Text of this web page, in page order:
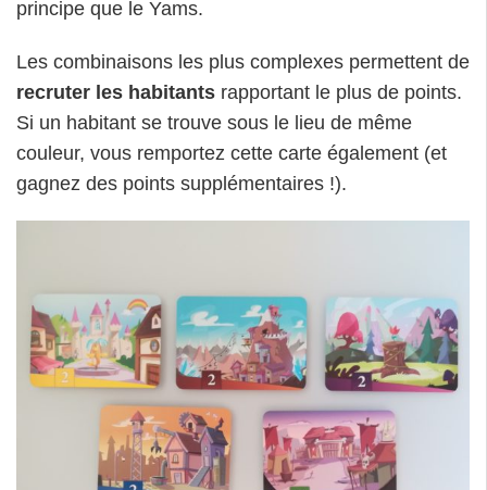
principe que le Yams.
Les combinaisons les plus complexes permettent de
recruter les habitants rapportant le plus de points.
Si un habitant se trouve sous le lieu de même
couleur, vous remportez cette carte également (et
gagnez des points supplémentaires !).